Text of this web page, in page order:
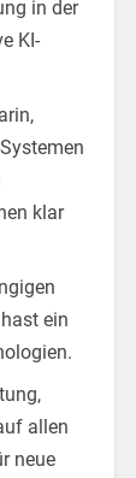
in der
KI-
klar
ein
allen
neue